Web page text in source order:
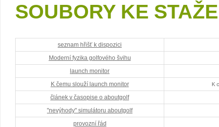
SOUBORY KE
seznam hřišť k dispozici
Moderní fyzika golfového švihu
launch monitor
K čemu slouží launch monitor
K
článek v časopise o aboutgolf
"nevýhody" simulátoru aboutgolf
provozní řád